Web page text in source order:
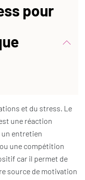
pour
et du stress. Le
une réaction
un entretien
une compétition
car il permet de
source de motivation